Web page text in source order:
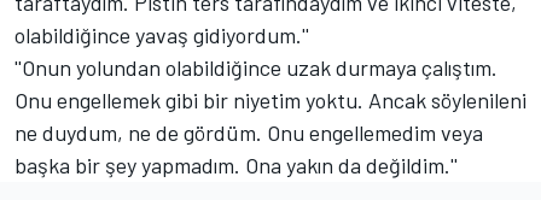
olabildiğince yavaş gidiyordum.''
''Onun yolundan olabildiğince uzak durmaya çalıştım.
Onu engellemek gibi bir niyetim yoktu. Ancak söylenileni
ne duydum, ne de gördüm. Onu engellemedim veya
başka bir şey yapmadım. Ona yakın da değildim.''